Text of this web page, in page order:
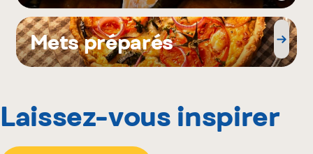
Mets préparés
Laissez-vous inspirer